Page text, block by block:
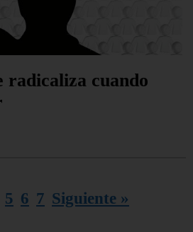
radicaliza cuando
5 6 7 Siguiente »